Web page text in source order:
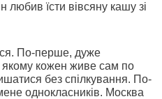
любив їсти вівсяну кашу зі
По-перше, дуже
якому кожен живе сам по
без спілкування. По-
однокласників. Москва